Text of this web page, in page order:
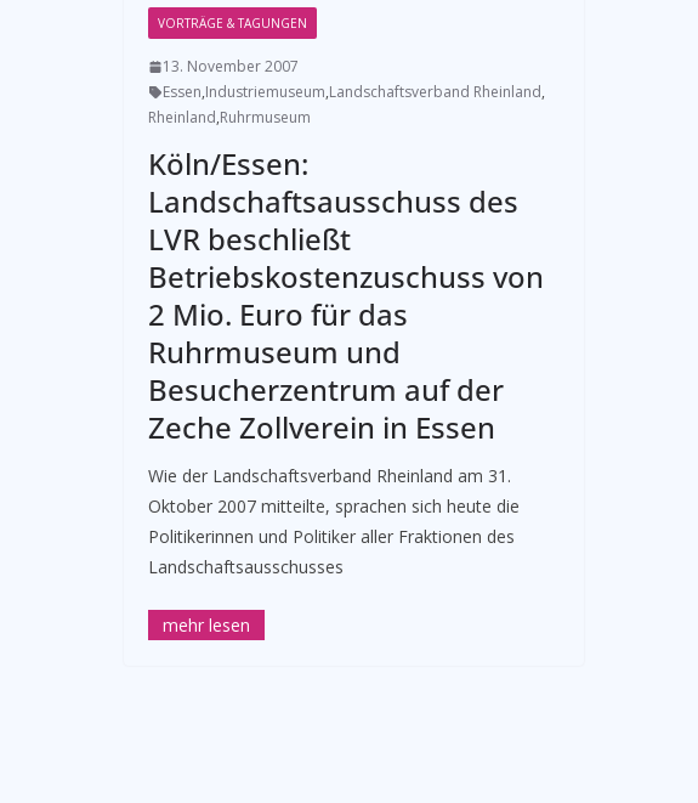
VORTRÄGE & TAGUNGEN
13. November 2007
Essen,Industriemuseum,Landschaftsverband Rheinland,
Rheinland,Ruhrmuseum
Köln/Essen:
Landschaftsausschuss des
LVR beschließt
Betriebskostenzuschuss von
2 Mio. Euro für das
Ruhrmuseum und
Besucherzentrum auf der
Zeche Zollverein in Essen
Wie der Landschaftsverband Rheinland am 31.
Oktober 2007 mitteilte, sprachen sich heute die
Politikerinnen und Politiker aller Fraktionen des
Landschaftsausschusses